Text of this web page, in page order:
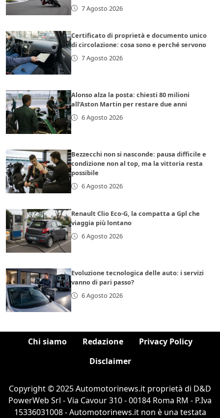
7 Agosto 2026
Certificato di proprietà e documento unico
di circolazione: cosa sono e perché servono
7 Agosto 2026
Alonso alza la posta: chiesti 80 milioni
all’Aston Martin per restare due anni
6 Agosto 2026
Bezzecchi non si nasconde: pausa difficile e
condizione non al top, ma la vittoria resta
possibile
6 Agosto 2026
Renault Clio Eco-G, la compatta a Gpl che
viaggia più lontano
6 Agosto 2026
Evoluzione tecnologica delle auto: i servizi
vanno di pari passo?
6 Agosto 2026
Chi siamo Redazione
Privacy Policy
Disclaimer
Copyright © 2025 Automotorinews.it proprietà di D&D
PowerWeb Srl - Via Cavour 310 - 00184 Roma RM - P.Iva
15336031008 - Automotorinews.it non è una testata